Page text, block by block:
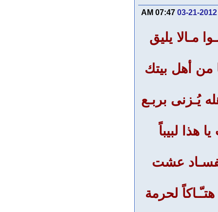
03-21-2012
07:47 AM
مـالا يليق
من أهل بيتك
يُـزنى بربـع
هذا لبيباً
عشت
لحرمة